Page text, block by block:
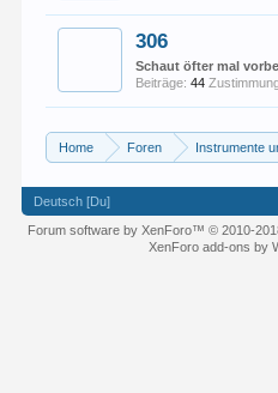
306
Schaut öfter mal
Beiträge: 44
Home Foren Instrumente
Deutsch [Du]
Forum software by XenForo™© 2010-
XenForo add-ons by